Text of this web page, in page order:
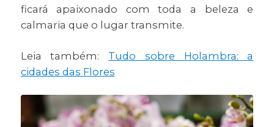
ficará apaixonado com toda a beleza e
calmaria que o lugar transmite.
Leia também: Tudo sobre Holambra: a
cidades das Flores